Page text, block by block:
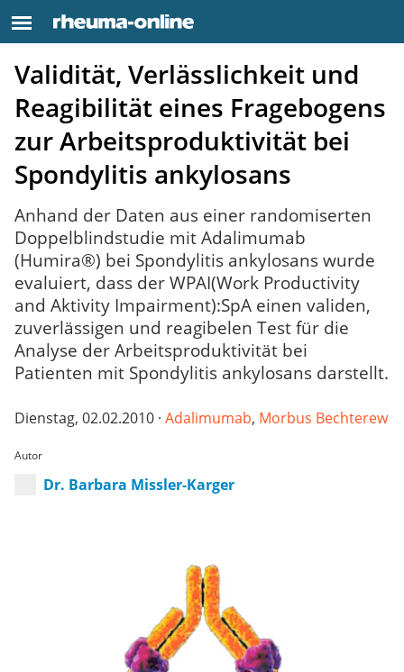
Validität, Verlässlichkeit und
Reagibilität eines Fragebogens
zur Arbeitsproduktivität bei
Spondylitis ankylosans
Anhand der Daten aus einer randomiserten
Doppelblindstudie mit Adalimumab
(Humira®) bei Spondylitis ankylosans wurde
evaluiert, dass der WPAI(Work Productivity
and Aktivity Impairment):SpA einen validen,
zuverlässigen und reagibelen Test für die
Analyse der Arbeitsproduktivität bei
Patienten mit Spondylitis ankylosans darstellt.
Dienstag, 02.02.2010 · Adalimumab, Morbus Bechterew
Autor
Dr. Barbara Missler-Karger